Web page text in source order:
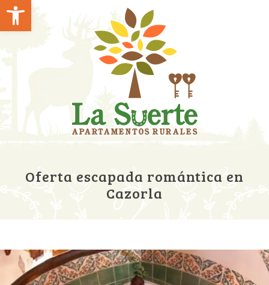
Oferta escapada romántica en
Cazorla